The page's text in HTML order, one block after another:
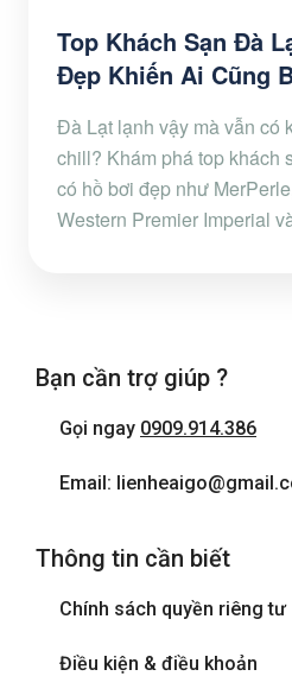
Top Khách Sạn Đà
Đẹp Khiến Ai Cũng
Đà Lạt lạnh vậy mà vẫn có
chill? Khám phá top khách
có hồ bơi đẹp như
Western Premier Imperial
Bạn cần trợ giúp ?
Gọi ngay 0909.914.386
Email:
Thông tin cần biết
Chính sách quyền riêng tư
Điều kiện & điều khoản